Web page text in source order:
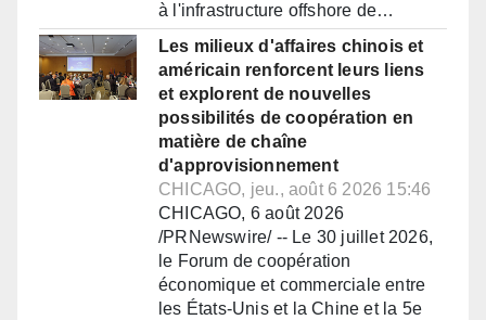
à l'infrastructure offshore de…
Les milieux d'affaires chinois et
américain renforcent leurs liens
et explorent de nouvelles
possibilités de coopération en
matière de chaîne
d'approvisionnement
CHICAGO, jeu., août 6 2026 15:46
CHICAGO, 6 août 2026
/PRNewswire/ -- Le 30 juillet 2026,
le Forum de coopération
économique et commerciale entre
les États-Unis et la Chine et la 5e